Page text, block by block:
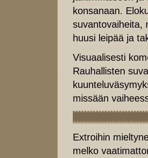
konsanaan.
suvantovaiheita,
huusi leipää ja
Visuaalisesti
Rauhallisten
missään
Extroihin
melko